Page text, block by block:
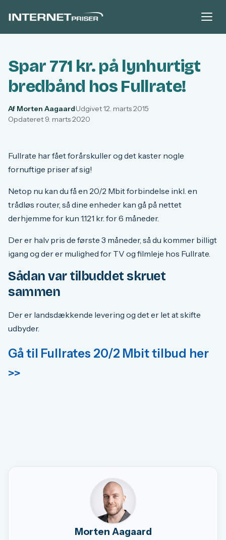
Spar 771 kr. på lynhurtigt
bredbånd hos Fullrate!
Af Morten Aagaard·Udgivet 12. marts 2015·
Opdateret 9. marts 2020
Fullrate har fået forårskuller og det kaster nogle
fornuftige priser af sig!
Netop nu kan du få en 20/2 Mbit forbindelse inkl. en
trådløs router, så dine enheder kan gå på nettet
derhjemme for kun 1.121 kr. for 6 måneder.
Der er halv pris de første 3 måneder, så du kommer billigt
igang og der er mulighed for TV og filmleje hos Fullrate.
Sådan var tilbuddet skruet
sammen
Der er landsdækkende levering og det er let at skifte
udbyder.
Gå til Fullrates 20/2 Mbit tilbud her
>>
Morten Aagaard